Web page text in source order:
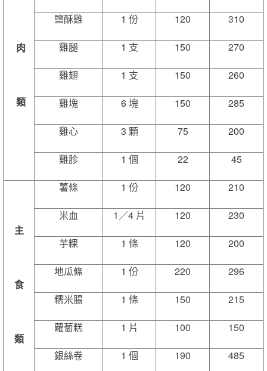
肉
類
鹽酥雞 1 份 120 310
雞腿 1 支 150 270
雞翅 1 支 150 260
雞塊 6 塊 150 285
雞心 3 顆 75 200
雞胗 1 個 22 45
主
食
類
薯條 1 份 120 210
米血 1／4 片 120 230
芋粿 1 條 120 200
地瓜條 1 份 220 296
糯米腸 1 條 150 215
蘿蔔糕 1 片 100 150
銀絲卷 1 個 190 485